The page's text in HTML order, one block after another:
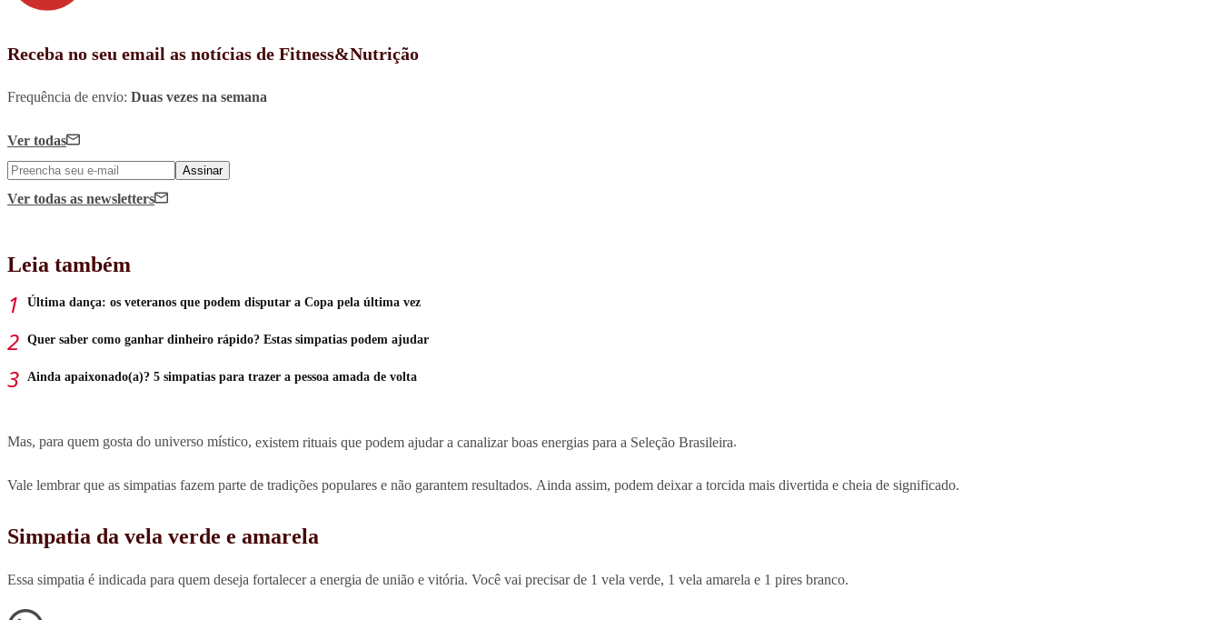
Receba no seu email as notícias de Fitness&Nutrição
Frequência de envio: Duas vezes na semana
Ver todas
Assinar
Ver todas as newsletters
Leia também
Última dança: os veteranos que podem disputar a Copa pela última vez
Quer saber como ganhar dinheiro rápido? Estas simpatias podem ajudar
Ainda apaixonado(a)? 5 simpatias para trazer a pessoa amada de volta
Mas, para quem gosta do universo místico, existem rituais que podem ajudar a canalizar boas energias para a Seleção Brasileira.
Vale lembrar que as simpatias fazem parte de tradições populares e não garantem resultados. Ainda assim, podem deixar a torcida mais divertida e cheia de significado.
Simpatia da vela verde e amarela
Essa simpatia é indicada para quem deseja fortalecer a energia de união e vitória. Você vai precisar de 1 vela verde, 1 vela amarela e 1 pires branco.